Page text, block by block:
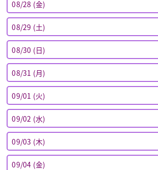
08/28 (金)
08/29 (土)
08/30 (日)
08/31 (月)
09/01 (火)
09/02 (水)
09/03 (木)
09/04 (金)